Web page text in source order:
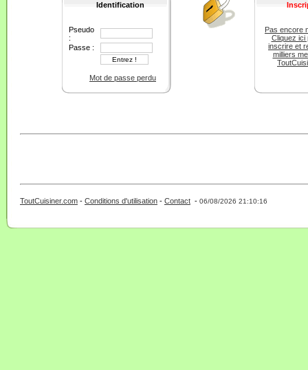
Identification
Pseudo
:
Passe :
Mot de passe perdu
Pas encore
Cliquez ici
inscrire et
milliers
ToutCuisiner.com - Conditions d'utilisation - Contact - 06/08/2026 21:10:16